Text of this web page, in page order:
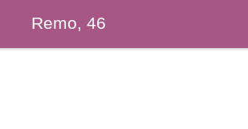
Remo, 46